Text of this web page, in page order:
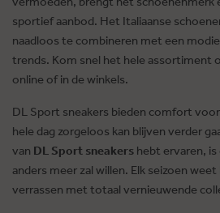
sportief aanbod. Het Italiaanse
naadloos te combineren met een
trends. Kom snel het hele assortiment
online of in de winkels.
DL Sport sneakers bieden comfort voor
hele dag zorgeloos kan blijven verder
van DL Sport sneakers hebt ervaren,
anders meer zal willen. Elk seizoen
verrassen met totaal vernieuwende